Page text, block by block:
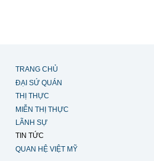
TRANG CHỦ
ĐẠI SỨ QUÁN
THỊ THỰC
MIỄN THỊ THỰC
LÃNH SỰ
TIN TỨC
QUAN HỆ VIỆT MỸ